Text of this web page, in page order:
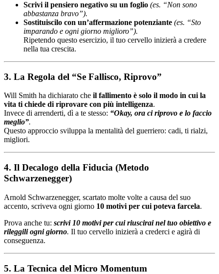
Scrivi il pensiero negativo su un foglio (es. “Non sono
abbastanza bravo”).
Sostituiscilo con un’affermazione potenziante (es. “Sto
imparando e ogni giorno miglioro”).
Ripetendo questo esercizio, il tuo cervello inizierà a credere
nella tua crescita.
3. La Regola del “Se Fallisco, Riprovo”
Will Smith ha dichiarato che il fallimento è solo il modo in cui la
vita ti chiede di riprovare con più intelligenza.
Invece di arrenderti, dì a te stesso: “Okay, ora ci riprovo e lo faccio
meglio”.
Questo approccio sviluppa la mentalità del guerriero: cadi, ti rialzi,
migliori.
4. Il Decalogo della Fiducia (Metodo
Schwarzenegger)
Arnold Schwarzenegger, scartato molte volte a causa del suo
accento, scriveva ogni giorno 10 motivi per cui poteva farcela.
Prova anche tu: scrivi 10 motivi per cui riuscirai nel tuo obiettivo e
rileggili ogni giorno. Il tuo cervello inizierà a crederci e agirà di
conseguenza.
5. La Tecnica del Micro Momentum